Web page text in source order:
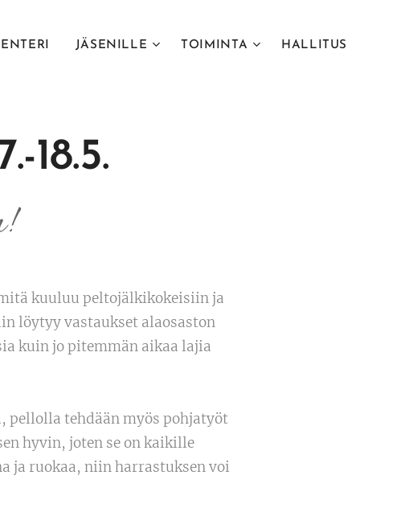
JÄSENILLE TOIMINTA HALLITUS
18.5.
kuuluu peltojälkikokeisiin ja
löytyy vastaukset alaosaston
kuin jo pitemmän aikaa lajia
pellolla tehdään myös pohjatyöt
hyvin, joten se on kaikille
ja ruokaa, niin harrastuksen voi